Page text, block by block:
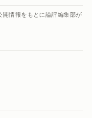
情報をもとに論評編集部が